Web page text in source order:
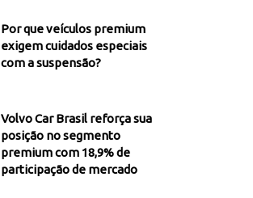
Por que veículos premium
exigem cuidados especiais
com a suspensão?
Volvo Car Brasil reforça sua
posição no segmento
premium com 18,9% de
participação de mercado